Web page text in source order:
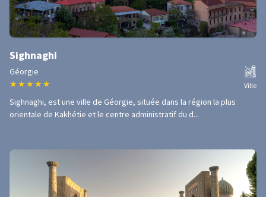
Sighnaghi
Géorgie
★ ★ ★ ★ ★ Ville
Sighnaghi, est une ville de Géorgie, située dans la région la plus
orientale de Kakhétie et le centre administratif du d...